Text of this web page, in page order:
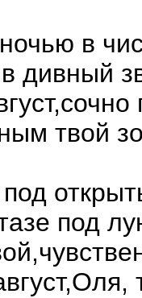
в
дивный
твой
под